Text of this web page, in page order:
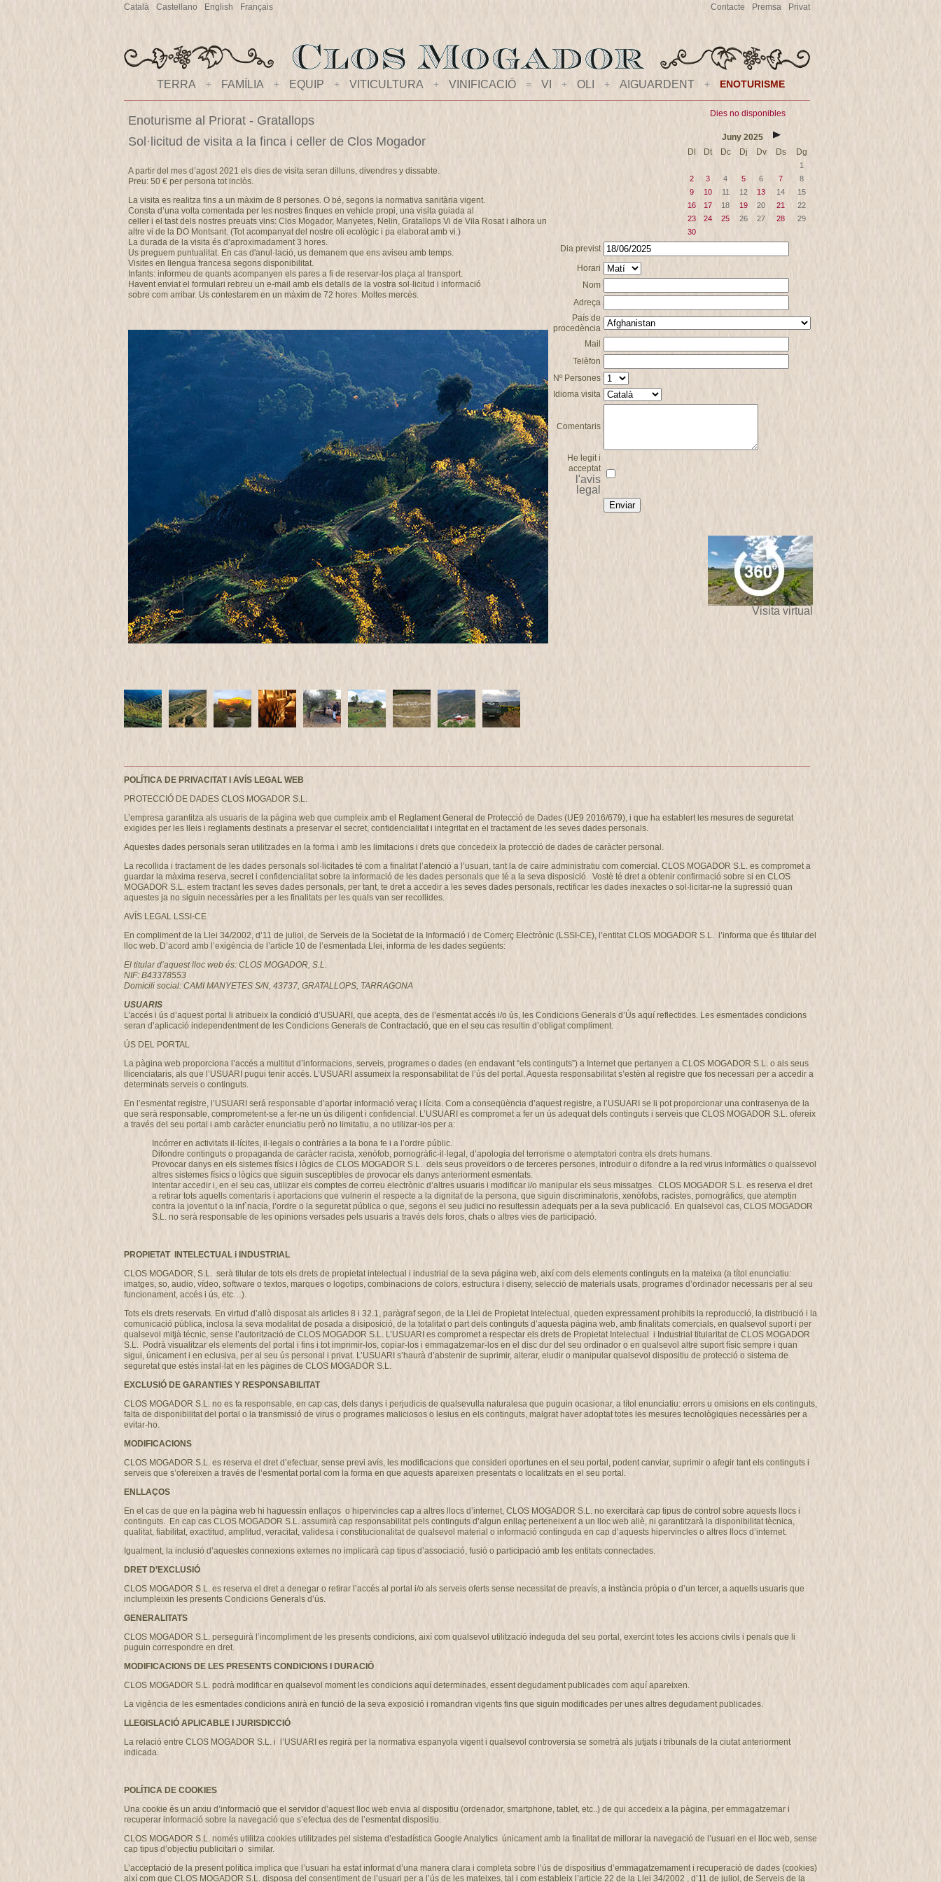
Català Castellano English Français Privat
Premsa
Contacte
TERRA + FAMÍLIA + EQUIP + VITICULTURA + VINIFICACIÓ = VI + OLI + AIGUARDENT + ENOTURISME
Enoturisme al Priorat - Gratallops
Sol·licitud de visita a la finca i celler de Clos Mogador
A partir del mes d’agost 2021 els dies de visita seran dilluns, divendres y dissabte.
Preu: 50 € per persona tot inclòs.
La visita es realitza fins a un màxim de 8 persones. O bé, segons la normativa sanitària vigent.
Consta d’una volta comentada per les nostres finques en vehicle propi, una visita guiada al
celler i el tast dels nostres preuats vins: Clos Mogador, Manyetes, Nelin, Gratallops Vi de Vila Rosat i alhora un
altre vi de la DO Montsant. (Tot acompanyat del nostre oli ecològic i pa elaborat amb vi.)
La durada de la visita és d’aproximadament 3 hores.
Us preguem puntualitat. En cas d'anul·lació, us demanem que ens aviseu amb temps.
Visites en llengua francesa segons disponibilitat.
Infants: informeu de quants acompanyen els pares a fi de reservar-los plaça al transport.
Havent enviat el formulari rebreu un e-mail amb els detalls de la vostra sol·licitud i informació
sobre com arribar. Us contestarem en un màxim de 72 hores. Moltes mercès.
Dies no disponibles
Juny 2025
Dl
Dt Dc Dj Dv Ds Dg
1
2
3 4 5 6 7
8
9
10 11 12 13 14
15
16
17 18 19 20 21
22
23
24 25 26 27 28
29
30
Dia previst
Horari
Nom
Adreça
País de
procedència
Mail
Telèfon
Nº Persones
Idioma visita
Comentaris
He legit i
acceptat
l'avis
legal
Visita virtual
POLÍTICA DE PRIVACITAT I AVÍS LEGAL WEB
PROTECCIÓ DE DADES CLOS MOGADOR S.L.
L’empresa garantitza als usuaris de la página web que cumpleix amb el Reglament General de Protecció de Dades (UE9 2016/679), i que ha establert les mesures de seguretat
exigides per les lleis i reglaments destinats a preservar el secret, confidencialitat i integritat en el tractament de les seves dades personals.
Aquestes dades personals seran utilitzades en la forma i amb les limitacions i drets que concedeix la protecció de dades de caràcter personal.
La recollida i tractament de les dades personals sol·licitades té com a finalitat l’atenció a l’usuari, tant la de caire administratiu com comercial. CLOS MOGADOR S.L. es compromet a
guardar la màxima reserva, secret i confidencialitat sobre la informació de les dades personals que té a la seva disposició. Vostè té dret a obtenir confirmació sobre si en CLOS
MOGADOR S.L. estem tractant les seves dades personals, per tant, te dret a accedir a les seves dades personals, rectificar les dades inexactes o sol·licitar-ne la supressió quan
aquestes ja no siguin necessàries per a les finalitats per les quals van ser recollides.
AVÍS LEGAL LSSI-CE
En compliment de la Llei 34/2002, d’11 de juliol, de Serveis de la Societat de la Informació i de Comerç Electrònic (LSSI-CE), l’entitat CLOS MOGADOR S.L. l’informa que és titular del
lloc web. D’acord amb l’exigència de l’article 10 de l’esmentada Llei, informa de les dades següents:
El titular d’aquest lloc web és: CLOS MOGADOR, S.L.
NIF: B43378553
Domicili social: CAMI MANYETES S/N, 43737, GRATALLOPS, TARRAGONA
USUARIS
L’accés i ús d’aquest portal li atribueix la condició d’USUARI, que acepta, des de l’esmentat accés i/o ús, les Condicions Generals d’Ús aquí reflectides. Les esmentades condicions
seran d’aplicació independentment de les Condicions Generals de Contractació, que en el seu cas resultin d’obligat compliment.
ÚS DEL PORTAL
La pàgina web proporciona l’accés a multitut d’informacions, serveis, programes o dades (en endavant “els continguts”) a Internet que pertanyen a CLOS MOGADOR S.L. o als seus
llicenciataris, als que l’USUARI pugui tenir accés. L’USUARI assumeix la responsabilitat de l’ús del portal. Aquesta responsabilitat s’estèn al registre que fos necessari per a accedir a
determinats serveis o continguts.
En l’esmentat registre, l’USUARI será responsable d’aportar informació veraç i lícita. Com a conseqüència d’aquest registre, a l’USUARI se li pot proporcionar una contrasenya de la
que serà responsable, comprometent-se a fer-ne un ús diligent i confidencial. L’USUARI es compromet a fer un ús adequat dels continguts i serveis que CLOS MOGADOR S.L. ofereix
a través del seu portal i amb caràcter enunciatiu però no limitatiu, a no utilizar-los per a:
Incórrer en activitats il·lícites, il·legals o contràries a la bona fe i a l’ordre públic.
Difondre continguts o propaganda de caràcter racista, xenòfob, pornogràfic-il·legal, d’apologia del terrorisme o atemptatori contra els drets humans.
Provocar danys en els sistemes físics i lògics de CLOS MOGADOR S.L. dels seus proveïdors o de terceres persones, introduir o difondre a la red virus informàtics o qualssevol
altres sistemes físics o lògics que siguin susceptibles de provocar els danys anteriorment esmentats.
Intentar accedir i, en el seu cas, utilizar els comptes de correu electrònic d’altres usuaris i modificar i/o manipular els seus missatges. CLOS MOGADOR S.L. es reserva el dret
a retirar tots aquells comentaris i aportacions que vulnerin el respecte a la dignitat de la persona, que siguin discriminatoris, xenòfobs, racistes, pornogràfics, que atemptin
contra la joventut o la inf`nacia, l’ordre o la seguretat pública o que, segons el seu judici no resultessin adequats per a la seva publicació. En qualsevol cas, CLOS MOGADOR
S.L. no serà responsable de les opinions versades pels usuaris a través dels foros, chats o altres vies de participació.
PROPIETAT INTELECTUAL i INDUSTRIAL
CLOS MOGADOR, S.L. serà titular de tots els drets de propietat intelectual i industrial de la seva página web, així com dels elements continguts en la mateixa (a títol enunciatiu:
imatges, so, audio, vídeo, software o textos, marques o logotips, combinacions de colors, estructura i diseny, selecció de materials usats, programes d’ordinador necessaris per al seu
funcionament, accés i ús, etc…).
Tots els drets reservats. En virtud d’allò disposat als articles 8 i 32.1, paràgraf segon, de la Llei de Propietat Intelectual, queden expressament prohibits la reproducció, la distribució i la
comunicació pública, inclosa la seva modalitat de posada a disiposició, de la totalitat o part dels continguts d’aquesta página web, amb finalitats comercials, en qualsevol suport i per
qualsevol mitjà técnic, sense l’autorització de CLOS MOGADOR S.L. L’USUARI es compromet a respectar els drets de Propietat Intelectual i Industrial titularitat de CLOS MOGADOR
S.L. Podrà visualitzar els elements del portal i fins i tot imprimir-los, copiar-los i emmagatzemar-los en el disc dur del seu ordinador o en qualsevol altre suport físic sempre i quan
sigui, únicament i en eclusiva, per al seu ús personal i privat. L’USUARI s’haurà d’abstenir de suprimir, alterar, eludir o manipular qualsevol dispositiu de protecció o sistema de
seguretat que estés instal·lat en les pàgines de CLOS MOGADOR S.L.
EXCLUSIÓ DE GARANTIES Y RESPONSABILITAT
CLOS MOGADOR S.L. no es fa responsable, en cap cas, dels danys i perjudicis de qualsevulla naturalesa que puguin ocasionar, a títol enunciatiu: errors u omisions en els continguts,
falta de disponibilitat del portal o la transmissió de virus o programes maliciosos o lesius en els continguts, malgrat haver adoptat totes les mesures tecnològiques necessàries per a
evitar-ho.
MODIFICACIONS
CLOS MOGADOR S.L. es reserva el dret d’efectuar, sense previ avís, les modificacions que consideri oportunes en el seu portal, podent canviar, suprimir o afegir tant els continguts i
serveis que s’ofereixen a través de l’esmentat portal com la forma en que aquests apareixen presentats o localitzats en el seu portal.
ENLLAÇOS
En el cas de que en la pàgina web hi haguessin enllaços o hipervincles cap a altres llocs d’internet, CLOS MOGADOR S.L. no exercitarà cap tipus de control sobre aquests llocs i
continguts. En cap cas CLOS MOGADOR S.L. assumirà cap responsabilitat pels continguts d’algun enllaç perteneixent a un lloc web aliè, ni garantitzarà la disponibilitat tècnica,
qualitat, fiabilitat, exactitud, amplitud, veracitat, validesa i constitucionalitat de qualsevol material o informació continguda en cap d’aquests hipervincles o altres llocs d’internet.
Igualment, la inclusió d’aquestes connexions externes no implicarà cap tipus d’associació, fusió o participació amb les entitats connectades.
DRET D’EXCLUSIÓ
CLOS MOGADOR S.L. es reserva el dret a denegar o retirar l’accés al portal i/o als serveis oferts sense necessitat de preavís, a instància pròpia o d’un tercer, a aquells usuaris que
inclumpleixin les presents Condicions Generals d’ús.
GENERALITATS
CLOS MOGADOR S.L. perseguirà l’incompliment de les presents condicions, així com qualsevol utilització indeguda del seu portal, exercint totes les accions civils i penals que li
puguin correspondre en dret.
MODIFICACIONS DE LES PRESENTS CONDICIONS I DURACIÓ
CLOS MOGADOR S.L. podrà modificar en qualsevol moment les condicions aquí determinades, essent degudament publicades com aquí apareixen.
La vigència de les esmentades condicions anirà en funció de la seva exposició i romandran vigents fins que siguin modificades per unes altres degudament publicades.
LLEGISLACIÓ APLICABLE I JURISDICCIÓ
La relació entre CLOS MOGADOR S.L. i l’USUARI es regirà per la normativa espanyola vigent i qualsevol controversia se sometrà als jutjats i tribunals de la ciutat anteriorment
indicada.
POLÍTICA DE COOKIES
Una cookie és un arxiu d’informació que el servidor d’aquest lloc web envia al dispositiu (ordenador, smartphone, tablet, etc..) de qui accedeix a la pàgina, per emmagatzemar i
recuperar informació sobre la navegació que s’efectua des de l’esmentat dispositiu.
CLOS MOGADOR S.L. només utilitza cookies utilitzades pel sistema d’estadística Google Analytics únicament amb la finalitat de millorar la navegació de l’usuari en el lloc web, sense
cap tipus d’objectiu publicitari o similar.
L’acceptació de la present política implica que l’usuari ha estat informat d’una manera clara i completa sobre l’ús de dispositius d’emmagatzemament i recuperació de dades (cookies)
així com que CLOS MOGADOR S.L. disposa del consentiment de l’usuari per a l’ús de les mateixes, tal i com estableix l’article 22 de la Llei 34/2002 , d’11 de juliol, de Serveis de la